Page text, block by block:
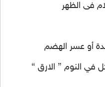
فى الظهر
أو عسر الهضم
في النوم ” الارق “